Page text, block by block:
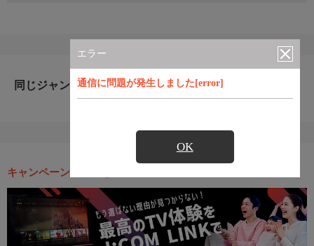
エラー
通信に問題が発生しました[error]
OK
同じジャンルのおすすめ番組
キャンペーン・お得な情報